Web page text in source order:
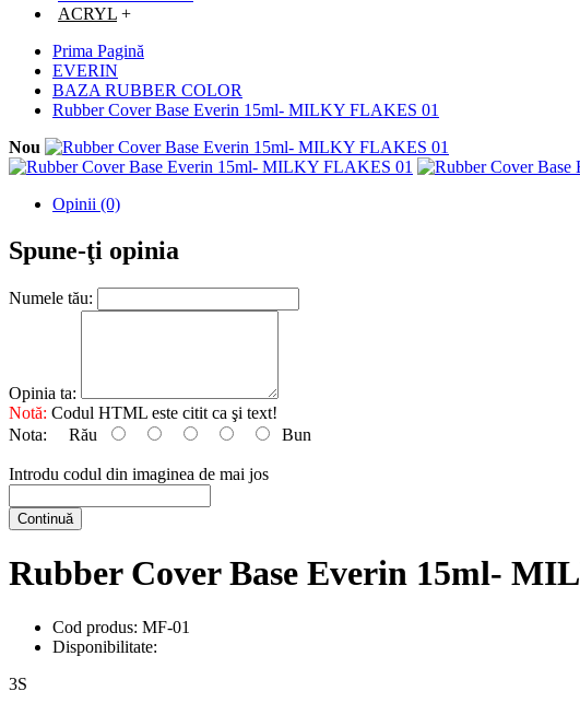
ACRYL +
Prima Pagină
EVERIN
BAZA RUBBER COLOR
Rubber Cover Base Everin 15ml- MILKY FLAKES 01
Nou
Opinii (0)
Spune-ţi opinia
Numele tău:
Opinia ta:
Notă: Codul HTML este citit ca şi text!
Nota: Rău Bun
Introdu codul din imaginea de mai jos
Continuă
Rubber Cover Base Everin 15ml-
Cod produs: MF-01
Disponibilitate:
3S